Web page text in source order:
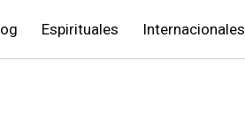
Espirituales Internacionales